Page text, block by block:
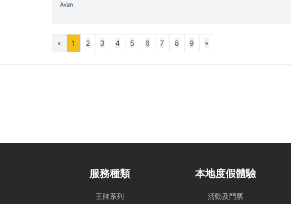
- 在下列情況下，船期將維持正常，恕不退款
i) 如出航前懸掛一號風球或紅色暴雨警告;
- 如若預約需改期或取消，我們會盡力協助
飲配送至租賃人指定地址，並視為該項服
Avan
« 1 2 3 4 5 6 7 8 9 »
服務種類
王牌系列
本地度假體驗
活動及門票